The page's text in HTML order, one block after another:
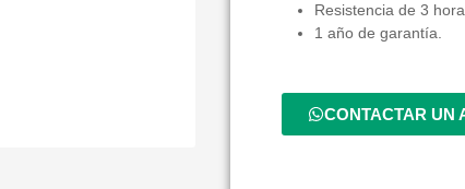
Resistencia de 3
1 año de garantía.
CONTACTAR UN